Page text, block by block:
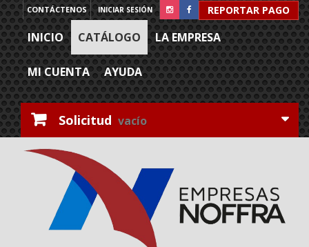
REPORTAR PAGO
INICIAR SESIÓN
CONTÁCTENOS
INICIO CATÁLOGO LA EMPRESA
MI CUENTA AYUDA
Solicitud vacío